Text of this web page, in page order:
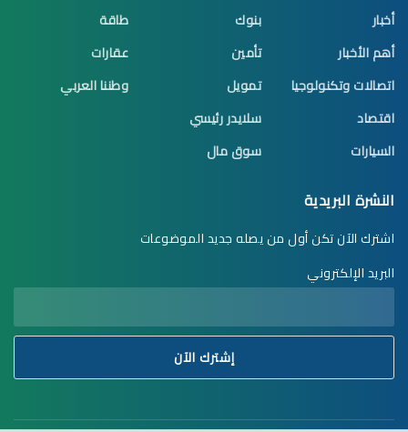
أخبار
أهم الأخبار
اتصالات وتكنولوجيا
اقتصاد
السيارات
بنوك
تأمين
تمويل
سلايدر رئيسي
سوق مال
طاقة
عقارات
وطننا العربي
النشرة البريدية
اشترك الآن تكن أول من يصله جديد الموضوعات
البريد الإلكتروني